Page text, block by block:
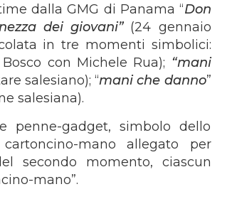
dalla GMG di Panama “Don
dei giovani” (24 gennaio
in tre momenti simbolici:
con Michele Rua); “mani
salesiano); “mani che danno”
salesiana).
penne-gadget, simbolo dello
mano allegato per
secondo momento, ciascun
mano”.